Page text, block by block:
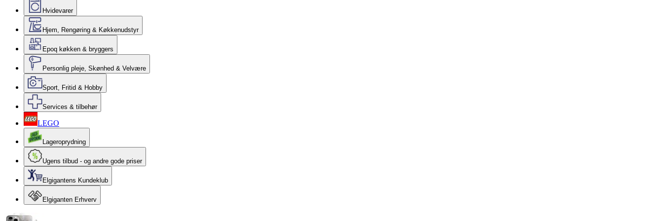
Hvidevarer
Hjem, Rengøring & Køkkenudstyr
Epoq køkken & bryggers
Personlig pleje, Skønhed & Velvære
Sport, Fritid & Hobby
Services & tilbehør
LEGO
Lageroprydning
Ugens tilbud - og andre gode priser
Elgigantens Kundeklub
Elgiganten Erhverv